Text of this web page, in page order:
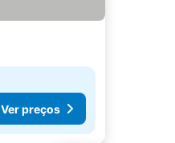
Ver preços